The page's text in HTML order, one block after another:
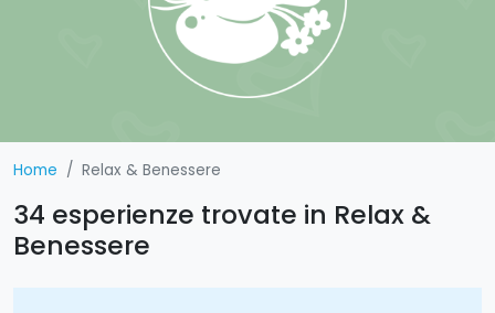
Home Relax & Benessere
34 esperienze trovate in Relax &
Benessere